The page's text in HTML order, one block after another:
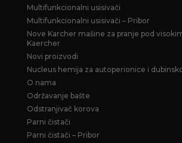
Multifunkcionalni usisivači
Multifunkcionalni usisivači – Pribor
Nove Karcher mašine za pranje pod
Kaercher
Novi proizvodi
Nucleus hemija za autoperionice i
O nama
Održavanje bašte
Odstranjivač korova
Parni čistači
Parni čistači – Pribor